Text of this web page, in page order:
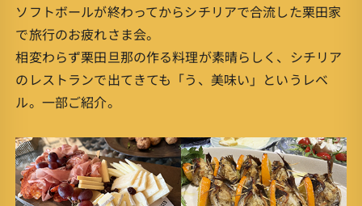
ソフトボールが終わってからシチリアで合流した栗田家
で旅行のお疲れさま会。
相変わらず栗田旦那の作る料理が素晴らしく、シチリア
のレストランで出てきても「う、美味い」というレベ
ル。一部ご紹介。